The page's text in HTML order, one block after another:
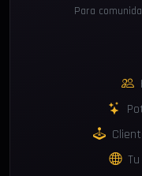
Para